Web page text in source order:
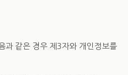
과 같은 경우 제3자와 개인정보를